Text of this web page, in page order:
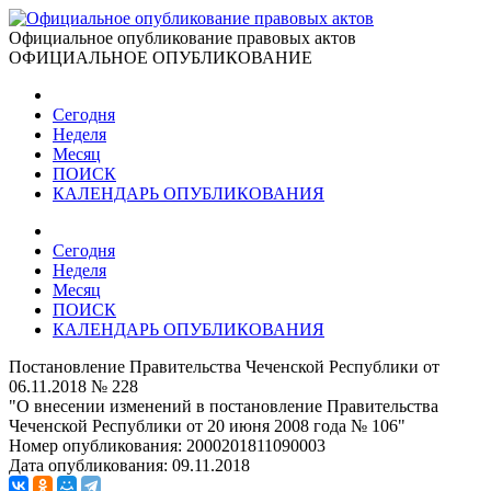
Официальное опубликование правовых актов
ОФИЦИАЛЬНОЕ ОПУБЛИКОВАНИЕ
Сегодня
Неделя
Месяц
ПОИСК
КАЛЕНДАРЬ ОПУБЛИКОВАНИЯ
Сегодня
Неделя
Месяц
ПОИСК
КАЛЕНДАРЬ ОПУБЛИКОВАНИЯ
Постановление Правительства Чеченской Республики от
06.11.2018 № 228
"О внесении изменений в постановление Правительства
Чеченской Республики от 20 июня 2008 года № 106"
Номер опубликования: 2000201811090003
Дата опубликования: 09.11.2018